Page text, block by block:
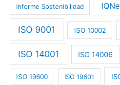
Informe Sostenibilidad
ISO 9001 ISO 10002
ISO 14001 ISO 14006
ISO 19600 ISO 19601